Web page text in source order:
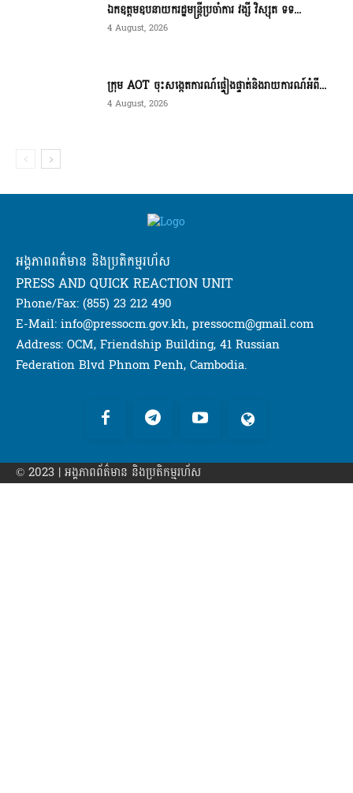
ឯកឧត្តមឧបនាយករដ្ឋមន្ត្រីប្រចាំការ វង្សី វិស្សុត ទទ...
4 August, 2026
ក្រុម AOT ចុះសង្កេតការណ៍ផ្ទៀងផ្ទាត់និងរាយការណ៍អំពី...
4 August, 2026
អង្គភាពពត៌មាន និងប្រតិកម្មរហ័ស
PRESS AND QUICK REACTION UNIT
Phone/Fax: (855) 23 212 490
E-Mail: info@pressocm.gov.kh, pressocm@gmail.com
Address: OCM, Friendship Building, 41 Russian
Federation Blvd Phnom Penh, Cambodia.
© 2023 | អង្គភាព​ព័ត៌មាន​ និងប្រតិកម្មរហ័ស